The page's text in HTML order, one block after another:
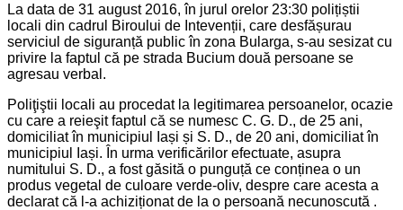
La data de 31 august 2016, în jurul orelor 23:30 polițiștii
locali din cadrul Biroului de Intevenții, care desfășurau
serviciul de siguranță public în zona Bularga, s-au sesizat cu
privire la faptul că pe strada Bucium două persoane se
agresau verbal.
Poliţiştii locali au procedat la legitimarea persoanelor, ocazie
cu care a reieşit faptul că se numesc C. G. D., de 25 ani,
domiciliat în municipiul Iași și S. D., de 20 ani, domiciliat în
municipiul Iași. În urma verificărilor efectuate, asupra
numitului S. D., a fost găsită o punguță ce conținea o un
produs vegetal de culoare verde-oliv, despre care acesta a
declarat că l-a achiziționat de la o persoană necunoscută .